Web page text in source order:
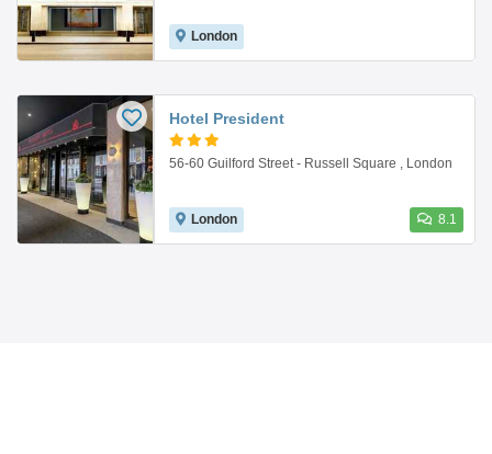
London
Hotel President
56-60 Guilford Street - Russell Square , London
London 8.1